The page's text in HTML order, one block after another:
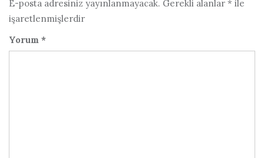
E-posta adresiniz yayınlanmayacak. Gerekli alanlar * ile
işaretlenmişlerdir
Yorum *